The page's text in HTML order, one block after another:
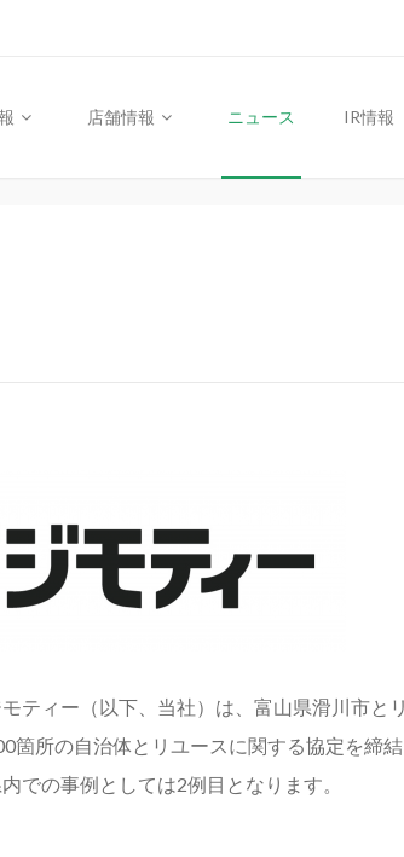
店舗情報 ニュース IR情報
ティー（以下、当社）は、富山県滑川市と
所の自治体とリユースに関する協定を締
での事例としては2例目となります。